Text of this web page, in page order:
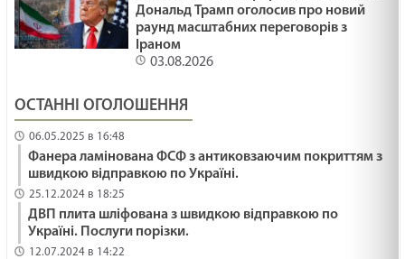
Дональд Трамп оголосив про новий
раунд масштабних переговорів з
Іраном
03.08.2026
ОСТАННІ ОГОЛОШЕННЯ
06.05.2025 в 16:48
Фанера ламінована ФСФ з антиковзаючим покриттям з
швидкою відправкою по Україні.
25.12.2024 в 18:25
ДВП плита шліфована з швидкою відправкою по
Україні. Послуги порізки.
12.07.2024 в 14:22